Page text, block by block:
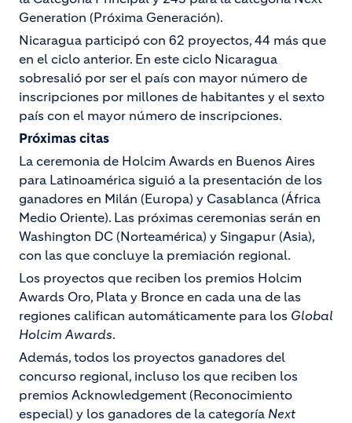
Generation (Próxima Generación).
Nicaragua participó con 62 proyectos, 44 más que
en el ciclo anterior. En este ciclo Nicaragua
sobresalió por ser el país con mayor número de
inscripciones por millones de habitantes y el sexto
país con el mayor número de inscripciones.
Próximas citas
La ceremonia de Holcim Awards en Buenos Aires
para Latinoamérica siguió a la presentación de los
ganadores en Milán (Europa) y Casablanca (África
Medio Oriente). Las próximas ceremonias serán en
Washington DC (Norteamérica) y Singapur (Asia),
con las que concluye la premiación regional.
Los proyectos que reciben los premios Holcim
Awards Oro, Plata y Bronce en cada una de las
regiones califican automáticamente para los Global
Holcim Awards.
Además, todos los proyectos ganadores del
concurso regional, incluso los que reciben los
premios Acknowledgement (Reconocimiento
especial) y los ganadores de la categoría Next